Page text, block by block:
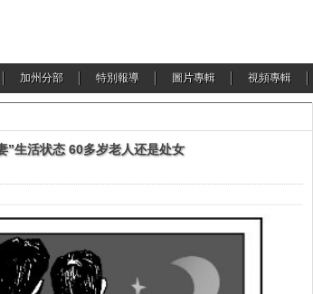
加州分部 特別報導 圖片專輯 視頻專輯
”生活状态 60多岁老人还是处女